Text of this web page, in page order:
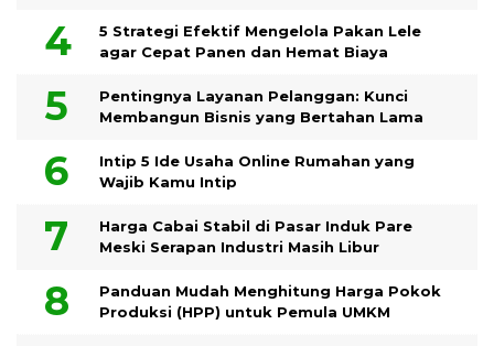
5 Strategi Efektif Mengelola Pakan Lele
agar Cepat Panen dan Hemat Biaya
Pentingnya Layanan Pelanggan: Kunci
Membangun Bisnis yang Bertahan Lama
Intip 5 Ide Usaha Online Rumahan yang
Wajib Kamu Intip
Harga Cabai Stabil di Pasar Induk Pare
Meski Serapan Industri Masih Libur
Panduan Mudah Menghitung Harga Pokok
Produksi (HPP) untuk Pemula UMKM